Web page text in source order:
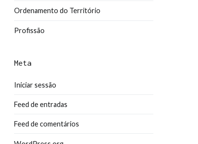
Ordenamento do Território
Profissão
Meta
Iniciar sessão
Feed de entradas
Feed de comentários